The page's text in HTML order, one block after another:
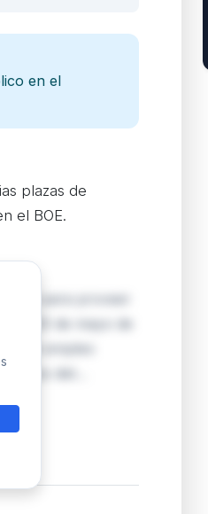
en el
plazas de
el BOE.
para proveer
el 20 de mayo de
de empleo
det…